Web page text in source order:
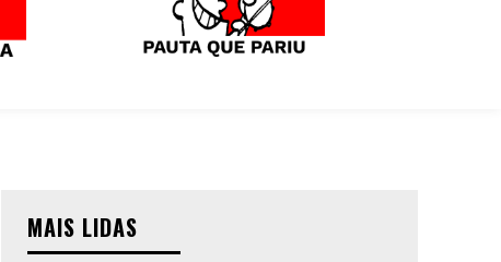
MAIS LIDAS